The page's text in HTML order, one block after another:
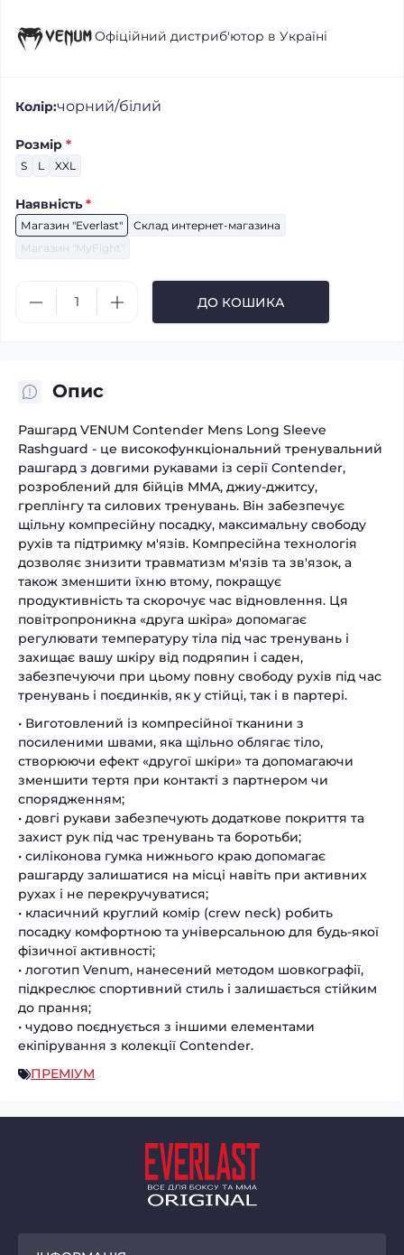
Офіційний дистриб'ютор в Україні
Колір:чорний/білий
Розмір *
S L XXL
Наявність *
Магазин "Everlast"
Склад интернет-магазина
Магазин "MyFight"
ДО КОШИКА
Опис
Рашгард VENUM Contender Mens Long Sleeve
Rashguard - це високофункціональний тренувальний
рашгард з довгими рукавами із серії Contender,
розроблений для бійців MMA, джиу-джитсу,
греплінгу та силових тренувань. Він забезпечує
щільну компресійну посадку, максимальну свободу
рухів та підтримку м'язів. Компресійна технологія
дозволяє знизити травматизм м'язів та зв'язок, а
також зменшити їхню втому, покращує
продуктивність та скорочує час відновлення. Ця
повітропроникна «друга шкіра» допомагає
регулювати температуру тіла під час тренувань і
захищає вашу шкіру від подряпин і саден,
забезпечуючи при цьому повну свободу рухів під час
тренувань і поєдинків, як у стійці, так і в партері.
• Виготовлений із компресійної тканини з
посиленими швами, яка щільно облягає тіло,
створюючи ефект «другої шкіри» та допомагаючи
зменшити тертя при контакті з партнером чи
спорядженням;
• довгі рукави забезпечують додаткове покриття та
захист рук під час тренувань та боротьби;
• силіконова гумка нижнього краю допомагає
рашгарду залишатися на місці навіть при активних
рухах і не перекручуватися;
• класичний круглий комір (crew neck) робить
посадку комфортною та універсальною для будь-якої
фізичної активності;
• логотип Venum, нанесений методом шовкографії,
підкреслює спортивний стиль і залишається стійким
до прання;
• чудово поєднується з іншими елементами
екіпірування з колекції Contender.
ПРЕМІУМ